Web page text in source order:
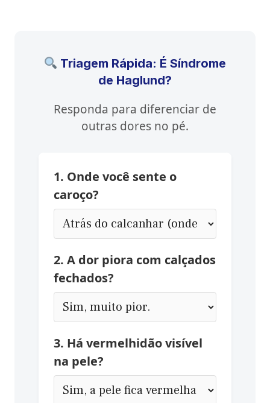
Triagem Rápida: É Síndrome
de Haglund?
Responda para diferenciar de
outras dores no pé.
1. Onde você sente o
caroço?
2. A dor piora com calçados
fechados?
3. Há vermelhidão visível
na pele?